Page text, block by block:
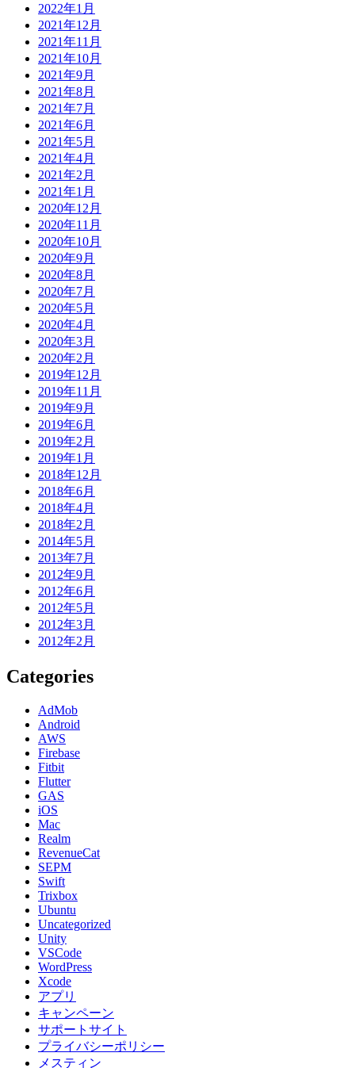
2022年1月
2021年12月
2021年11月
2021年10月
2021年9月
2021年8月
2021年7月
2021年6月
2021年5月
2021年4月
2021年2月
2021年1月
2020年12月
2020年11月
2020年10月
2020年9月
2020年8月
2020年7月
2020年5月
2020年4月
2020年3月
2020年2月
2019年12月
2019年11月
2019年9月
2019年6月
2019年2月
2019年1月
2018年12月
2018年6月
2018年4月
2018年2月
2014年5月
2013年7月
2012年9月
2012年6月
2012年5月
2012年3月
2012年2月
Categories
AdMob
Android
AWS
Firebase
Fitbit
Flutter
GAS
iOS
Mac
Realm
RevenueCat
SEPM
Swift
Trixbox
Ubuntu
Uncategorized
Unity
VSCode
WordPress
Xcode
アプリ
キャンペーン
サポートサイト
プライバシーポリシー
メスティン